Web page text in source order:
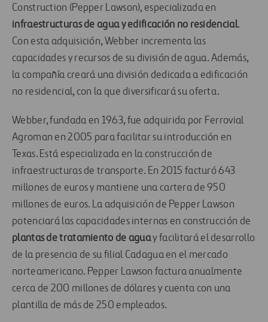
Construction (Pepper Lawson), especializada en
infraestructuras de agua y edificación no residencial.
Con esta adquisición, Webber incrementa las
capacidades y recursos de su división de agua. Además,
la compañía creará una división dedicada a edificación
no residencial, con la que diversificará su oferta.
Webber, fundada en 1963, fue adquirida por Ferrovial
Agroman en 2005 para facilitar su introducción en
Texas. Está especializada en la construcción de
infraestructuras de transporte. En 2015 facturó 643
millones de euros y mantiene una cartera de 950
millones de euros. La adquisición de Pepper Lawson
potenciará las capacidades internas en construcción de
plantas de tratamiento de aguay facilitará el desarrollo
de la presencia de su filial Cadagua en el mercado
norteamericano. Pepper Lawson factura anualmente
cerca de 200 millones de dólares y cuenta con una
plantilla de más de 250 empleados.